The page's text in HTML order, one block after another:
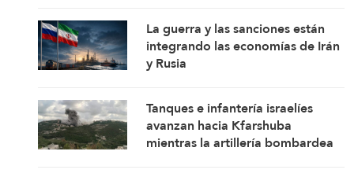
La guerra y las sanciones están
integrando las economías de Irán
y Rusia
Tanques e infantería israelíes
avanzan hacia Kfarshuba
mientras la artillería bombardea